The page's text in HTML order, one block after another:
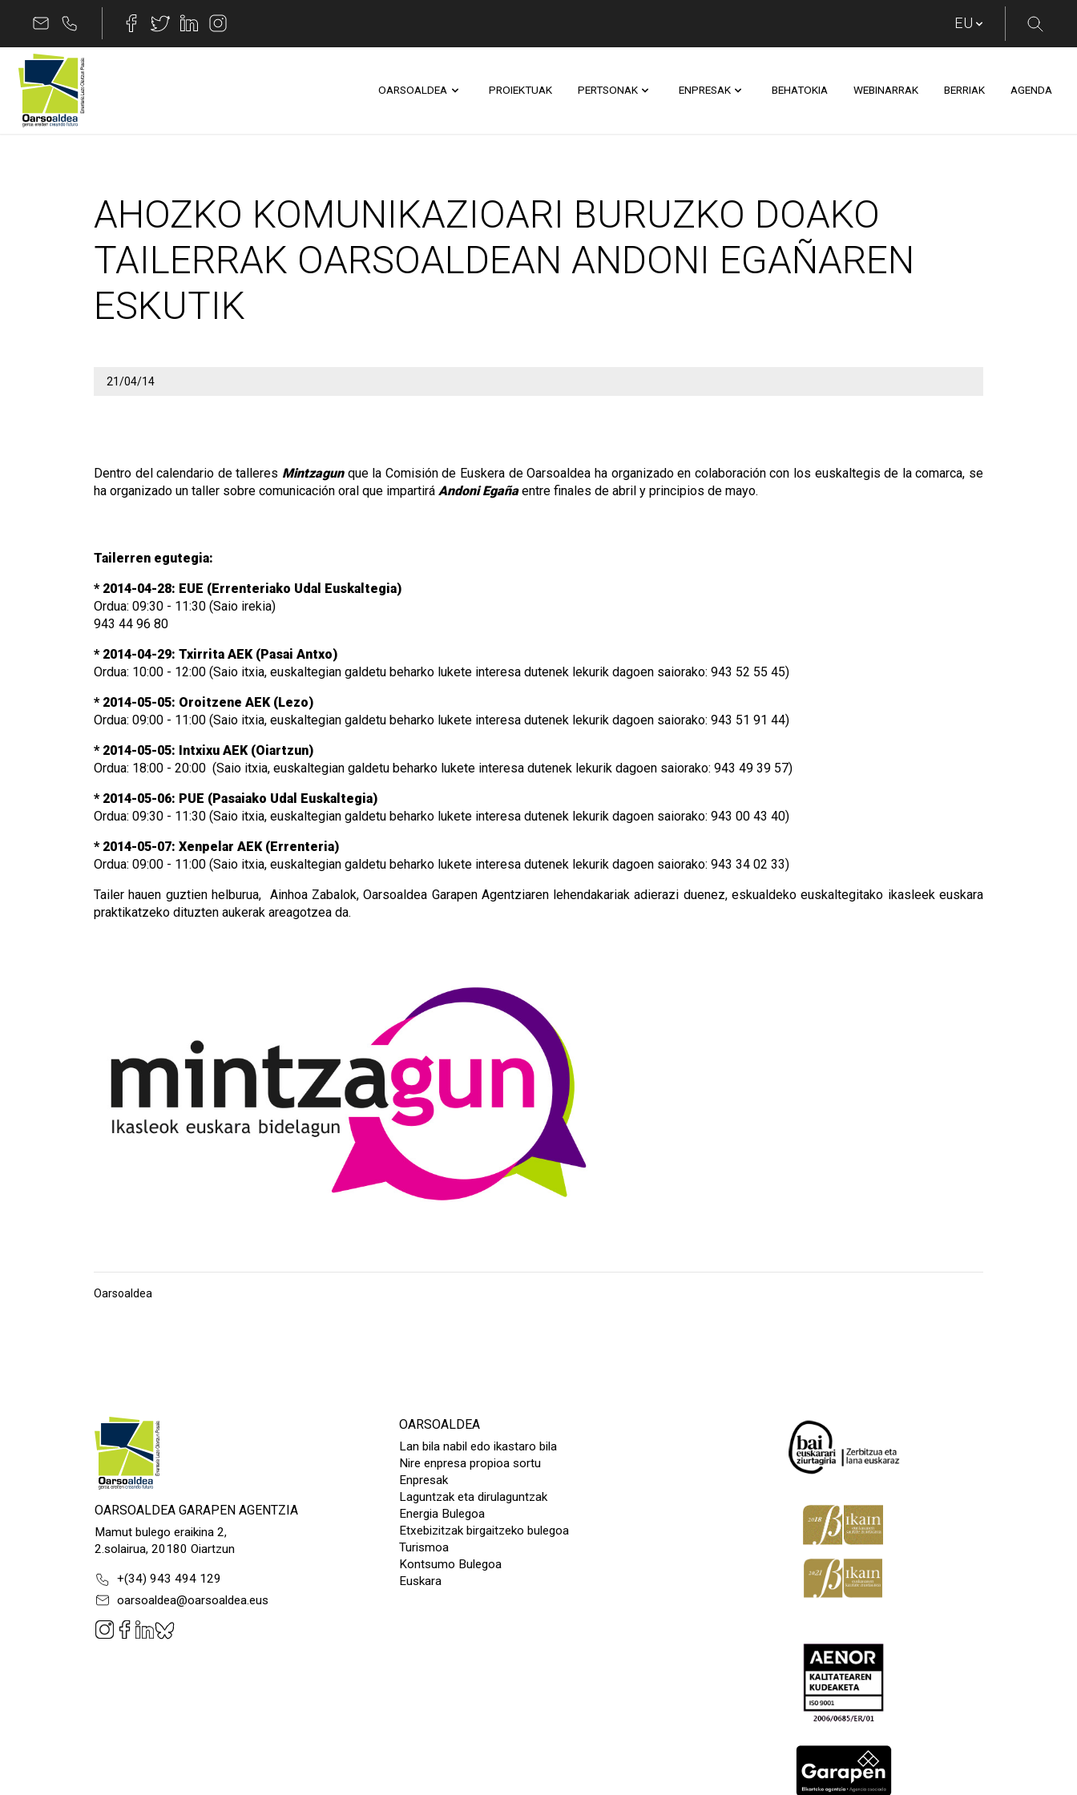
Edukira joan
OARSOALDEA PROIEKTUAK PERTSONAK ENPRESAK BEHATOKIA WEBINARRAK BERRIAK AGENDA
AHOZKO KOMUNIKAZIOARI BURUZKO DOAKO
TAILERRAK OARSOALDEAN ANDONI EGAÑAREN
ESKUTIK
21/04/14
Dentro del calendario de talleres Mintzagunque la Comisión de Euskera de Oarsoaldea ha organizado en colaboración con los euskaltegis de la comarca, se
ha organizado un taller sobre comunicación oral que impartirá Andoni Egañaentre finales de abril y principios de mayo.
Tailerren egutegia:
* 2014-04-28: EUE (Errenteriako Udal Euskaltegia)
Ordua: 09:30 - 11:30 (Saio irekia)
943 44 96 80
* 2014-04-29: Txirrita AEK (Pasai Antxo)
Ordua: 10:00 - 12:00 (Saio itxia, euskaltegian galdetu beharko lukete interesa dutenek lekurik dagoen saiorako: 943 52 55 45)
* 2014-05-05: Oroitzene AEK (Lezo)
Ordua: 09:00 - 11:00 (Saio itxia, euskaltegian galdetu beharko lukete interesa dutenek lekurik dagoen saiorako: 943 51 91 44)
* 2014-05-05: Intxixu AEK (Oiartzun)
Ordua: 18:00 - 20:00 (Saio itxia, euskaltegian galdetu beharko lukete interesa dutenek lekurik dagoen saiorako: 943 49 39 57)
* 2014-05-06: PUE (Pasaiako Udal Euskaltegia)
Ordua: 09:30 - 11:30 (Saio itxia, euskaltegian galdetu beharko lukete interesa dutenek lekurik dagoen saiorako: 943 00 43 40)
* 2014-05-07: Xenpelar AEK (Errenteria)
Ordua: 09:00 - 11:00 (Saio itxia, euskaltegian galdetu beharko lukete interesa dutenek lekurik dagoen saiorako: 943 34 02 33)
Tailer hauen guztien helburua, Ainhoa Zabalok, Oarsoaldea Garapen Agentziaren lehendakariak adierazi duenez, eskualdeko euskaltegitako ikasleek euskara
praktikatzeko dituzten aukerak areagotzea da.
Oarsoaldea
OARSOALDEA GARAPEN AGENTZIA
Mamut bulego eraikina 2,
2.solairua, 20180 Oiartzun
+(34) 943 494 129
oarsoaldea@oarsoaldea.eus
OARSOALDEA
Lan bila nabil edo ikastaro bila
Nire enpresa propioa sortu
Enpresak
Laguntzak eta dirulaguntzak
Energia Bulegoa
Etxebizitzak birgaitzeko bulegoa
Turismoa
Kontsumo Bulegoa
Euskara